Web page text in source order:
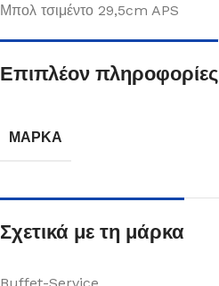
Μπολ τσιμέντο 29,5cm APS
Επιπλέον πληροφορίες
ΜΆΡΚΑ
Σχετικά με τη μάρκα